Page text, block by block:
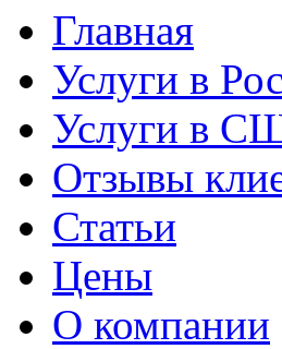
Главная
Услуги в
Услуги в
Отзывы
Статьи
Цены
О компании